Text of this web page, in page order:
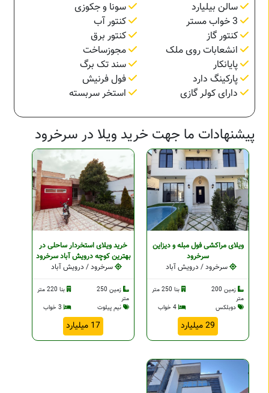
سالن بیلیارد
سونا و جکوزی
کنتور آب
کنتور گاز
کنتور برق
انشعابات روی ملک
مجوزساخت
پایانکار
سند تک برگ
پارکینگ دارد
فول فرنیش
دارای کولر گازی
استخر سربسته
پیشنهادات ما جهت خرید ویلا در سرخرود
ویلای مراکشی فول مبله و دیزاین
سرخرود
سرخرود / درویش آباد
زمین 200
متر
بنا 250 متر
دوبلکس
4 خواب
29 میلیارد
خرید ویلای استخردار ساحلی در
بهترین کوچه درویش آباد سرخرود
سرخرود / درویش آباد
زمین 250
متر
بنا 220 متر
نیم پیلوت
17 میلیارد